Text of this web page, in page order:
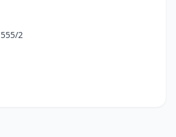
2